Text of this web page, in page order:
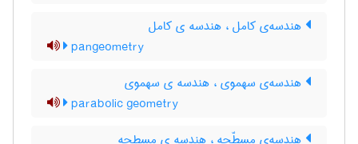
هندسه‌ی کامل ، هندسه ی کامل
pangeometry
هندسه‌ی سهموی ، هندسه ی سهموی
parabolic geometry